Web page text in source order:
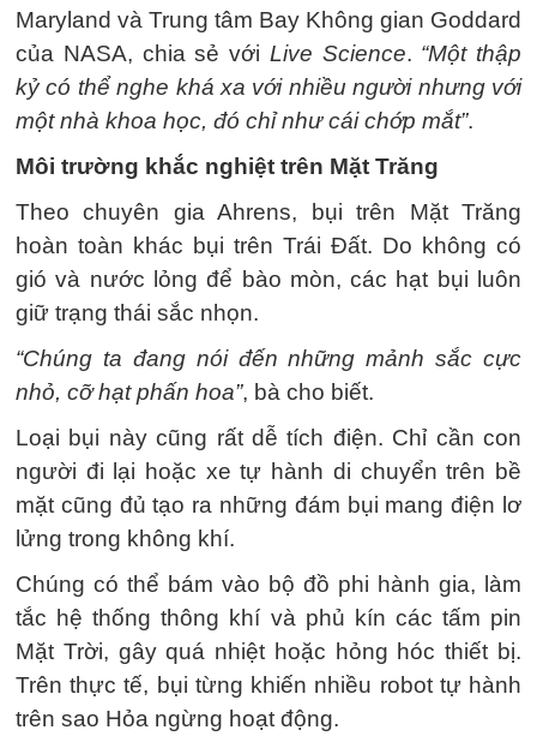
Maryland và Trung tâm Bay Không gian Goddard
của NASA, chia sẻ với Live Science. “Một thập
kỷ có thể nghe khá xa với nhiều người nhưng với
một nhà khoa học, đó chỉ như cái chớp mắt”.
Môi trường khắc nghiệt trên Mặt Trăng
Theo chuyên gia Ahrens, bụi trên Mặt Trăng
hoàn toàn khác bụi trên Trái Đất. Do không có
gió và nước lỏng để bào mòn, các hạt bụi luôn
giữ trạng thái sắc nhọn.
“Chúng ta đang nói đến những mảnh sắc cực
nhỏ, cỡ hạt phấn hoa”, bà cho biết.
Loại bụi này cũng rất dễ tích điện. Chỉ cần con
người đi lại hoặc xe tự hành di chuyển trên bề
mặt cũng đủ tạo ra những đám bụi mang điện lơ
lửng trong không khí.
Chúng có thể bám vào bộ đồ phi hành gia, làm
tắc hệ thống thông khí và phủ kín các tấm pin
Mặt Trời, gây quá nhiệt hoặc hỏng hóc thiết bị.
Trên thực tế, bụi từng khiến nhiều robot tự hành
trên sao Hỏa ngừng hoạt động.